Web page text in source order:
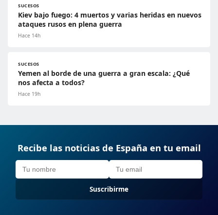
SUCESOS
Kiev bajo fuego: 4 muertos y varias heridas en nuevos
ataques rusos en plena guerra
Hace 14h
SUCESOS
Yemen al borde de una guerra a gran escala: ¿Qué
nos afecta a todos?
Hace 19h
Recibe las noticias de España en tu email
Suscribirme